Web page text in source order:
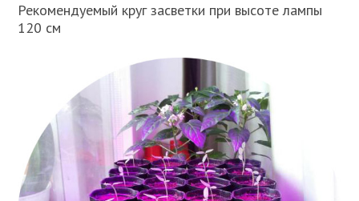
Рекомендуемый круг засветки при высоте лампы
120 см